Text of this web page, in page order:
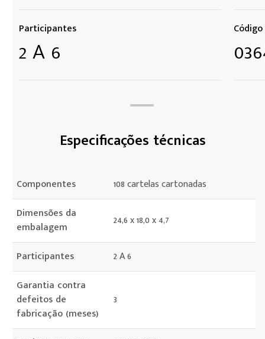
Participantes
2 A 6
Especificações técnicas
Componentes
108 cartelas cartonadas
Dimensões da
embalagem
24,6 x 18,0 x 4,7
Participantes
2 A 6
Garantia contra
defeitos de
fabricação (meses)
3